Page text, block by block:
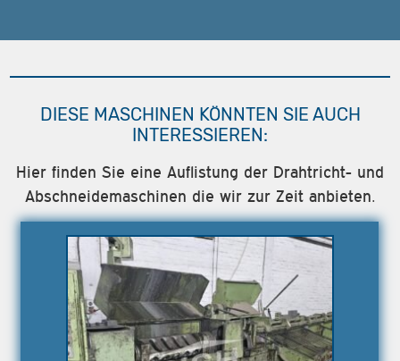
DIESE MASCHINEN KÖNNTEN SIE AUCH
INTERESSIEREN:
Hier finden Sie eine Auflistung der Drahtricht- und
Abschneidemaschinen die wir zur Zeit anbieten.